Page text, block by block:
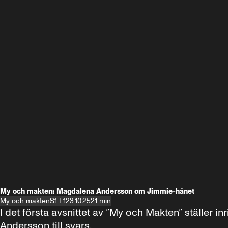
My och makten: Magdalena Andersson om Jimmie-hånet
My och maktenS1 E123.10.2521 min
I det första avsnittet av ”My och Makten” ställer
Andersson till svars.